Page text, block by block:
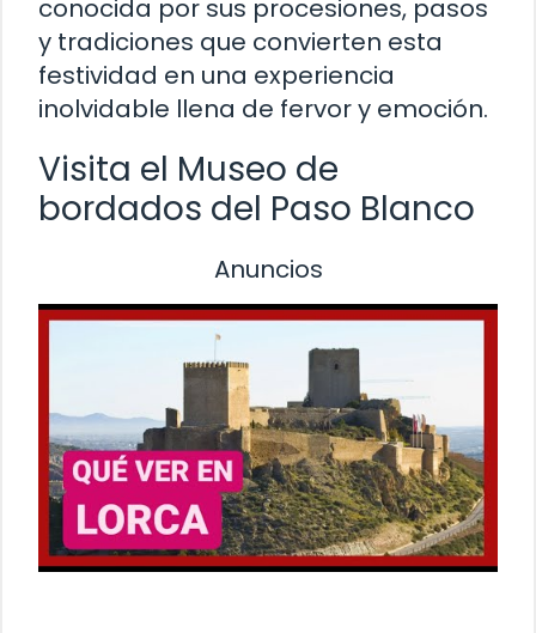
conocida por sus procesiones, pasos
y tradiciones que convierten esta
festividad en una experiencia
inolvidable llena de fervor y emoción.
Visita el Museo de
bordados del Paso Blanco
Anuncios